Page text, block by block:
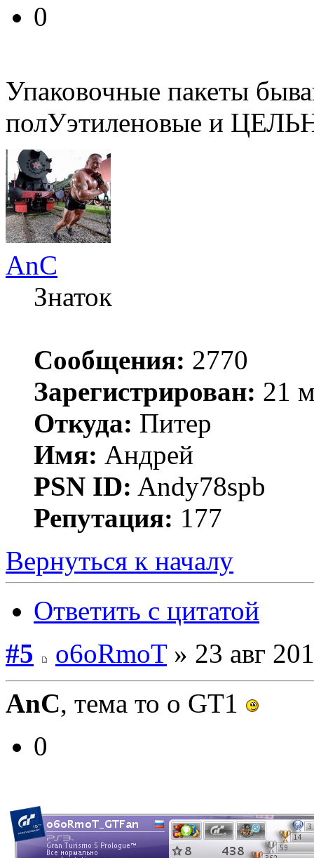
0
Упаковочные пакеты
полУэтиленовые и
AnC
Знаток
Сообщения: 2770
Зарегистрирован: 21
Откуда: Питер
Имя: Андрей
PSN ID: Andy78spb
Репутация: 177
Вернуться к началу
Ответить с цитатой
#5
o6oRmoT» 23 авг
AnC, тема то о GT1
0